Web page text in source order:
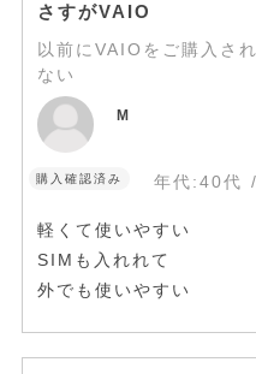
さすがVAIO
以前にVAIOをご購入さ
ない
M
購入確認済み 年代:40代
軽くて使いやすい
SIMも入れれて
外でも使いやすい